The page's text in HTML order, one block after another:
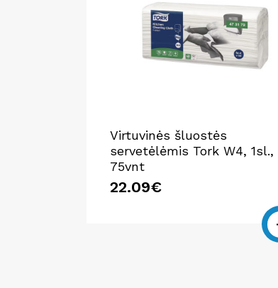
Virtuvinės šluostės
servetėlėmis Tork W4, 1sl.,
75vnt
22.09€